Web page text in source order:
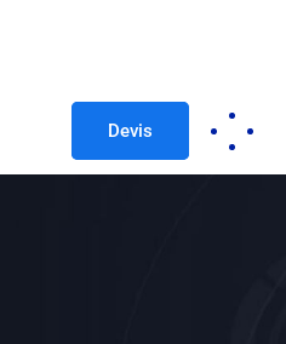
Devis